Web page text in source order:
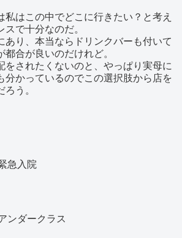
はこの中でどこに行きたい？と考え
で十分なのだ。
あり、本当ならドリンクバーも付いて
合が良いのだけれど。
をされたくないのと、やっぱり実母に
分かっているのでこの選択肢から店を
う。
急入院
ンダークラス